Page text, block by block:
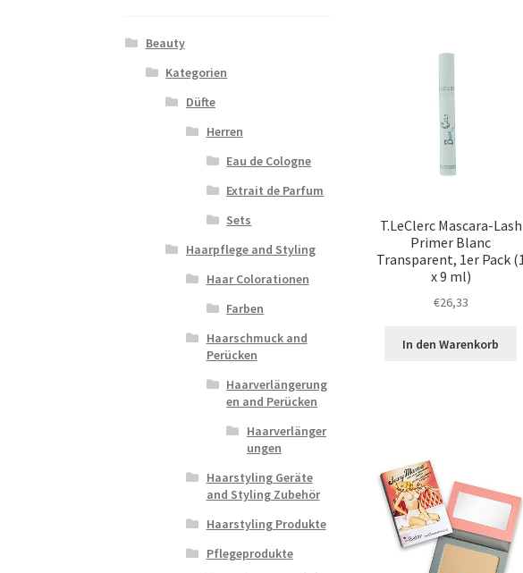
T.LeClerc Mascara-Lash
Primer Blanc
Transparent, 1er Pack (1
x 9 ml)
€26,33
In den Warenkorb
Beauty
Kategorien
Düfte
Herren
Eau de Cologne
Extrait de Parfum
Sets
Haarpflege and Styling
Haar Colorationen
Farben
Haarschmuck and
Perücken
Haarverlängerung
en and Perücken
Haarverlänger
ungen
Haarstyling Geräte
and Styling Zubehör
Haarstyling Produkte
Pflegeprodukte